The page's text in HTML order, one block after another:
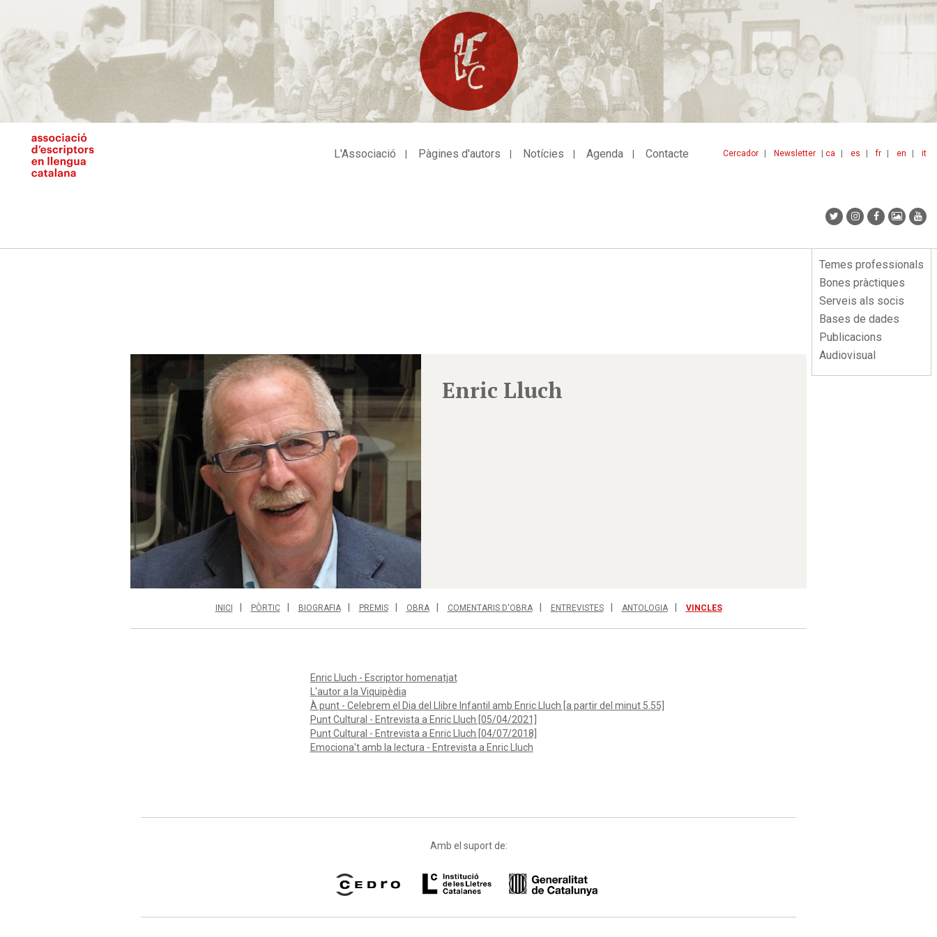
contingut
ca es fr en it
Cercador Newsletter
L'Associació Pàgines d'autors Notícies Agenda Contacte
Menu
lateral
Temes professionals
Bones pràctiques
Serveis als socis
Bases de dades
Publicacions
Audiovisual
Enric Lluch
INICI PÒRTIC BIOGRAFIA PREMIS OBRA COMENTARIS D'OBRA ENTREVISTES ANTOLOGIA VINCLES
Enric Lluch - Escriptor homenatjat
L'autor a la Viquipèdia
À punt - Celebrem el Dia del Llibre Infantil amb Enric Lluch [a partir del minut 5.55]
Punt Cultural - Entrevista a Enric Lluch [05/04/2021]
Punt Cultural - Entrevista a Enric Lluch [04/07/2018]
Emociona't amb la lectura - Entrevista a Enric Lluch
Amb el suport de: